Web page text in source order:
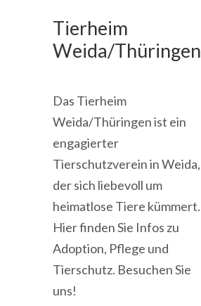
Tierheim
Weida/Thüringen
Das Tierheim
Weida/Thüringen ist ein
engagierter
Tierschutzverein in Weida,
der sich liebevoll um
heimatlose Tiere kümmert.
Hier finden Sie Infos zu
Adoption, Pflege und
Tierschutz. Besuchen Sie
uns!